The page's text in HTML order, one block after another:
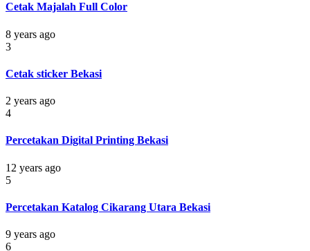
Cetak Majalah Full Color
8 years ago
3
Cetak sticker Bekasi
2 years ago
4
Percetakan Digital Printing Bekasi
12 years ago
5
Percetakan Katalog Cikarang Utara Bekasi
9 years ago
6